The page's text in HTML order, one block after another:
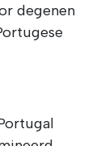
degenen